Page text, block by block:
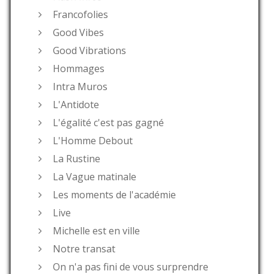
Francofolies
Good Vibes
Good Vibrations
Hommages
Intra Muros
L'Antidote
L'égalité c'est pas gagné
L'Homme Debout
La Rustine
La Vague matinale
Les moments de l'académie
Live
Michelle est en ville
Notre transat
On n'a pas fini de vous surprendre